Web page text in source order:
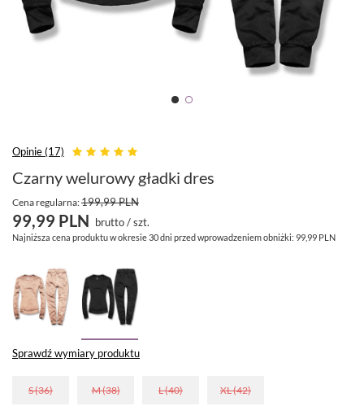
Opinie (17)
Czarny welurowy gładki dres
Cena regularna:199,99 PLN
99,99 PLN brutto/szt.
Najniższa cena produktu w okresie 30 dni przed wprowadzeniem obniżki: 99,99 PLN
Sprawdź wymiary produktu
S (36) M (38) L (40) XL (42)